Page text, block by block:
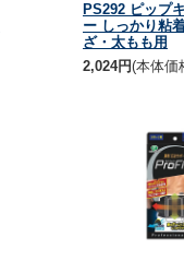
PS292 ピップ
ー しっかり粘
ざ・太もも用
2,024円(本体価